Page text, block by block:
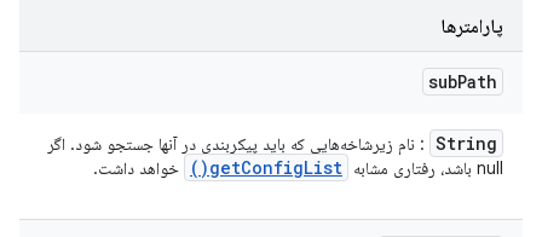
پارامترها
subPath
String : نام زیرشاخه‌هایی که باید پیکربندی در آنها جستجو شود. اگر
null باشد، رفتاری مشابه
getConfigList(
) خواهد داشت.